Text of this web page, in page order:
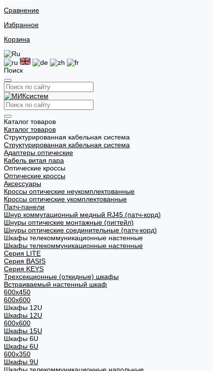
Сравнение
Избранное
Корзина
Поиск
Каталог товаров
Каталог товаров
Структурированная кабельная система
Структурированная кабельная система
Адаптеры оптические
Кабель витая пара
Оптические кроссы
Оптические кроссы
Аксессуары
Кроссы оптические неукомплектованные
Кроссы оптические укомплектованные
Патч-панели
Шнур коммутационный медный RJ45 (патч-корд)
Шнуры оптические монтажные (пигтейл)
Шнуры оптические соединительные (патч-корд)
Шкафы телекоммуникационные настенные
Шкафы телекоммуникационные настенные
Cерия LITE
Cерия BASIS
Cерия KEYS
Трехсекционные (откидные) шкафы
Встраиваемый настенный шкаф
600x450
600x600
Шкафы 12U
Шкафы 12U
600x600
Шкафы 15U
Шкафы 6U
Шкафы 6U
600x350
Шкафы 9U